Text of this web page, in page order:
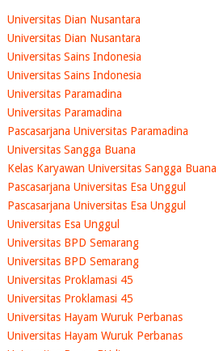
Universitas Dian Nusantara
Universitas Dian Nusantara
Universitas Sains Indonesia
Universitas Sains Indonesia
Universitas Paramadina
Universitas Paramadina
Pascasarjana Universitas Paramadina
Universitas Sangga Buana
Kelas Karyawan Universitas Sangga Buana
Pascasarjana Universitas Esa Unggul
Pascasarjana Universitas Esa Unggul
Universitas Esa Unggul
Universitas BPD Semarang
Universitas BPD Semarang
Universitas Proklamasi 45
Universitas Proklamasi 45
Universitas Hayam Wuruk Perbanas
Universitas Hayam Wuruk Perbanas